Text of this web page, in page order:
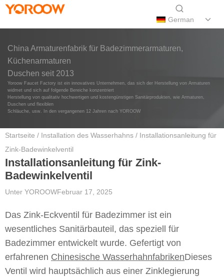
German
China Armaturenfabrik für Badezimmerarmaturen,
Küchenarmaturen
Duschen seit 2013
Yoroow Faucet Factory ist ein innovatives Unternehmen, das sich der Herstellung von Armaturen
widmet und sich auf folgende Bereiche konzentriert
Herstellung von qualitativ hochwertigen und kostengünstigen Sanitärprodukten, wie Armaturen,
Duschen und flexiblen
Schläuche, usw. In den vergangenen 12 Jahren nach YOROOW
Startseite / Installation des Wasserhahns / Installationsanleitung für
Zink-Badewinkelventil
Installationsanleitung für Zink-
Badewinkelventil
Unter YOROOWFebruar 17, 2025
Das Zink-Eckventil für Badezimmer ist ein
wesentliches Sanitärbauteil, das speziell für
Badezimmer entwickelt wurde. Gefertigt von
erfahrenen Chinesische WasserhahnfabrikenDieses
Ventil wird hauptsächlich aus einer Zinklegierung